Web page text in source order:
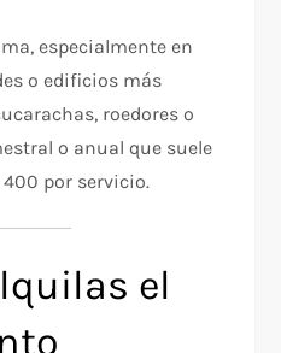
especialmente en
o edificios más
roedores o
o anual que suele
por servicio.
el